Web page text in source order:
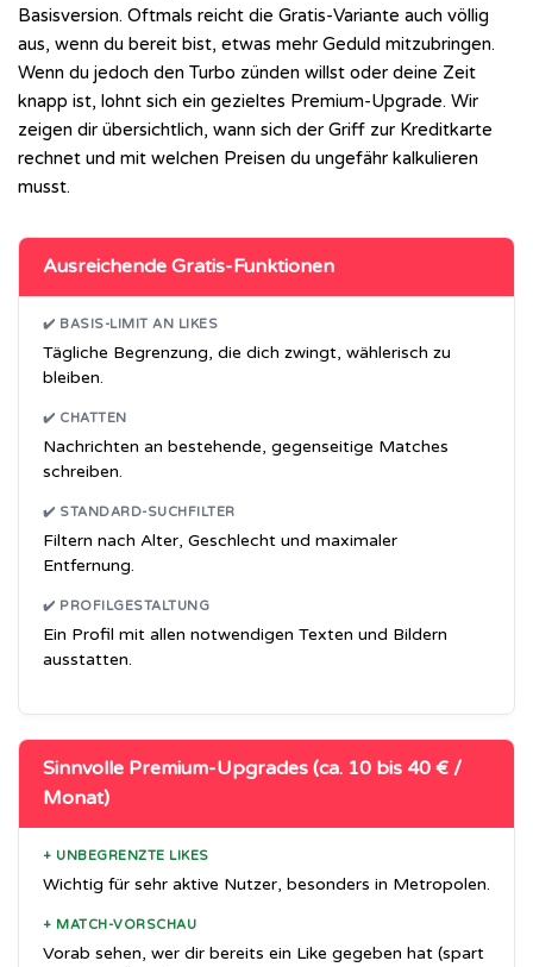
Basisversion. Oftmals reicht die Gratis-Variante auch völlig
aus, wenn du bereit bist, etwas mehr Geduld mitzubringen.
Wenn du jedoch den Turbo zünden willst oder deine Zeit
knapp ist, lohnt sich ein gezieltes Premium-Upgrade. Wir
zeigen dir übersichtlich, wann sich der Griff zur Kreditkarte
rechnet und mit welchen Preisen du ungefähr kalkulieren
musst.
Ausreichende Gratis-Funktionen
✔️ BASIS-LIMIT AN LIKES
Tägliche Begrenzung, die dich zwingt, wählerisch zu
bleiben.
✔️ CHATTEN
Nachrichten an bestehende, gegenseitige Matches
schreiben.
✔️ STANDARD-SUCHFILTER
Filtern nach Alter, Geschlecht und maximaler
Entfernung.
✔️ PROFILGESTALTUNG
Ein Profil mit allen notwendigen Texten und Bildern
ausstatten.
Sinnvolle Premium-Upgrades (ca. 10 bis 40 € /
Monat)
+ UNBEGRENZTE LIKES
Wichtig für sehr aktive Nutzer, besonders in Metropolen.
+ MATCH-VORSCHAU
Vorab sehen, wer dir bereits ein Like gegeben hat (spart